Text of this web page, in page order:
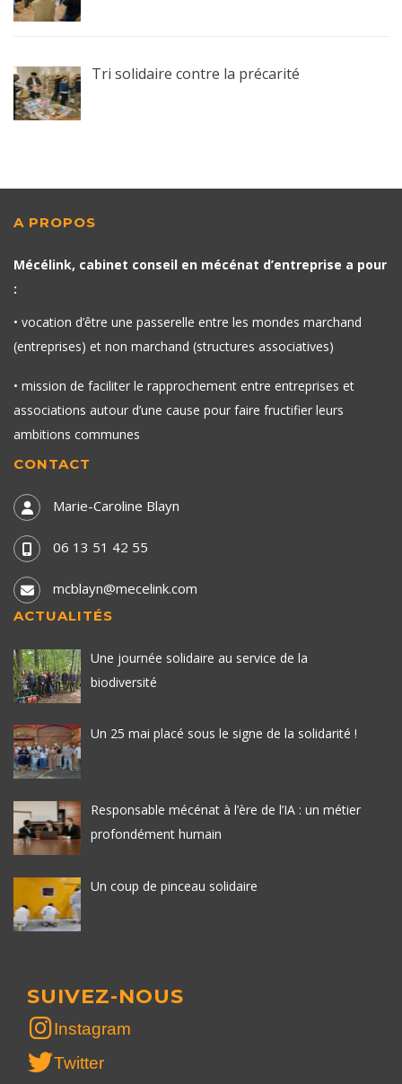
Tri solidaire contre la précarité
A PROPOS
Mécélink, cabinet conseil en mécénat d’entreprise a pour
:
• vocation d’être une passerelle entre les mondes marchand
(entreprises) et non marchand (structures associatives)
• mission de faciliter le rapprochement entre entreprises et
associations autour d’une cause pour faire fructifier leurs
ambitions communes
CONTACT
Marie-Caroline Blayn
06 13 51 42 55
mcblayn@mecelink.com
ACTUALITÉS
Une journée solidaire au service de la
biodiversité
Un 25 mai placé sous le signe de la solidarité !
Responsable mécénat à l’ère de l’IA : un métier
profondément humain
Un coup de pinceau solidaire
SUIVEZ-NOUS
Instagram
Twitter